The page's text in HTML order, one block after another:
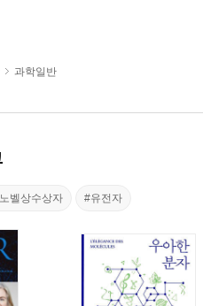
과학일반
벨상수상자 #유전자